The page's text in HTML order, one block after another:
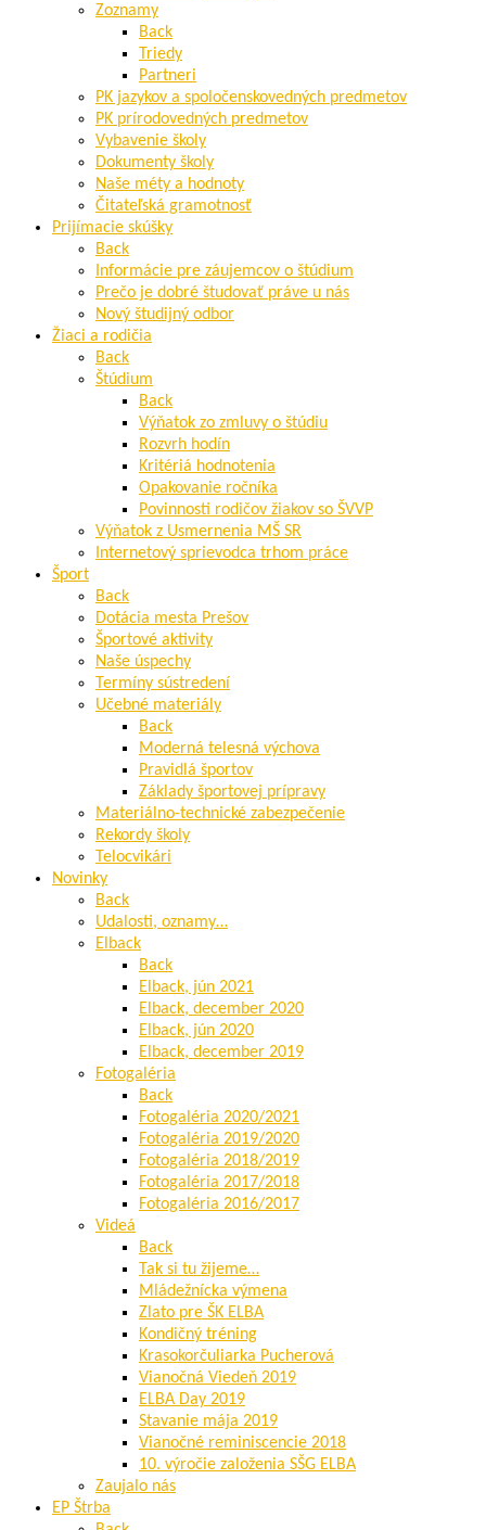
Zoznamy
Back
Triedy
Partneri
PK jazykov a spoločenskovedných predmetov
PK prírodovedných predmetov
Vybavenie školy
Dokumenty školy
Naše méty a hodnoty
Čitateľská gramotnosť
Prijímacie skúšky
Back
Informácie pre záujemcov o štúdium
Prečo je dobré študovať práve u nás
Nový študijný odbor
Žiaci a rodičia
Back
Štúdium
Back
Výňatok zo zmluvy o štúdiu
Rozvrh hodín
Kritériá hodnotenia
Opakovanie ročníka
Povinnosti rodičov žiakov so ŠVVP
Výňatok z Usmernenia MŠ SR
Internetový sprievodca trhom práce
Šport
Back
Dotácia mesta Prešov
Športové aktivity
Naše úspechy
Termíny sústredení
Učebné materiály
Back
Moderná telesná výchova
Pravidlá športov
Základy športovej prípravy
Materiálno-technické zabezpečenie
Rekordy školy
Telocvikári
Novinky
Back
Udalosti, oznamy…
Elback
Back
Elback, jún 2021
Elback, december 2020
Elback, jún 2020
Elback, december 2019
Fotogaléria
Back
Fotogaléria 2020/2021
Fotogaléria 2019/2020
Fotogaléria 2018/2019
Fotogaléria 2017/2018
Fotogaléria 2016/2017
Videá
Back
Tak si tu žijeme…
Mládežnícka výmena
Zlato pre ŠK ELBA
Kondičný tréning
Krasokorčuliarka Pucherová
Vianočná Viedeň 2019
ELBA Day 2019
Stavanie mája 2019
Vianočné reminiscencie 2018
10. výročie založenia SŠG ELBA
Zaujalo nás
EP Štrba